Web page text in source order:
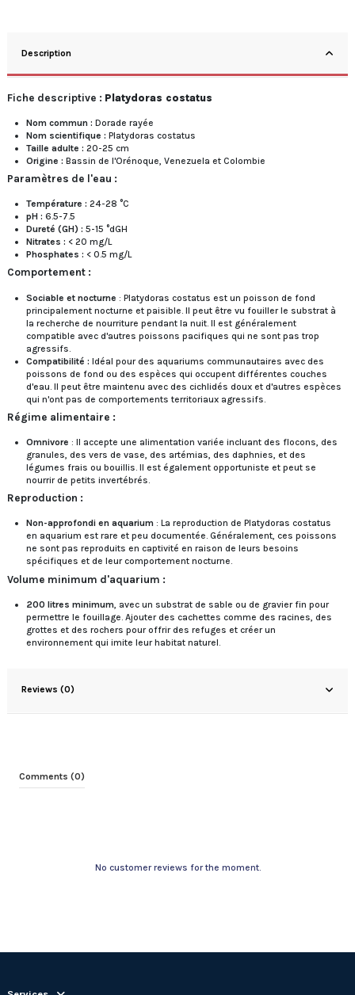
Description
Fiche descriptive : Platydoras costatus
Nom commun : Dorade rayée
Nom scientifique : Platydoras costatus
Taille adulte : 20-25 cm
Origine : Bassin de l'Orénoque, Venezuela et Colombie
Paramètres de l'eau :
Température : 24-28 °C
pH : 6.5-7.5
Dureté (GH) : 5-15 °dGH
Nitrates : < 20 mg/L
Phosphates : < 0.5 mg/L
Comportement :
Sociable et nocturne : Platydoras costatus est un poisson de fond
principalement nocturne et paisible. Il peut être vu fouiller le substrat à
la recherche de nourriture pendant la nuit. Il est généralement
compatible avec d'autres poissons pacifiques qui ne sont pas trop
agressifs.
Compatibilité : Idéal pour des aquariums communautaires avec des
poissons de fond ou des espèces qui occupent différentes couches
d'eau. Il peut être maintenu avec des cichlidés doux et d'autres espèces
qui n'ont pas de comportements territoriaux agressifs.
Régime alimentaire :
Omnivore : Il accepte une alimentation variée incluant des flocons, des
granules, des vers de vase, des artémias, des daphnies, et des
légumes frais ou bouillis. Il est également opportuniste et peut se
nourrir de petits invertébrés.
Reproduction :
Non-approfondi en aquarium : La reproduction de Platydoras costatus
en aquarium est rare et peu documentée. Généralement, ces poissons
ne sont pas reproduits en captivité en raison de leurs besoins
spécifiques et de leur comportement nocturne.
Volume minimum d'aquarium :
200 litres minimum , avec un substrat de sable ou de gravier fin pour
permettre le fouillage. Ajouter des cachettes comme des racines, des
grottes et des rochers pour offrir des refuges et créer un
environnement qui imite leur habitat naturel.
Reviews (0)
Comments (0)
No customer reviews for the moment.